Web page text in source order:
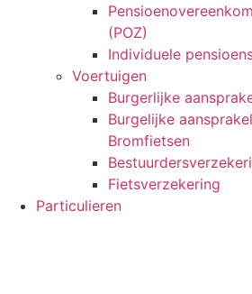
(POZ)
Individuele
Voertuigen
Burgerlijke
Burgelijke
Bromfietsen
Fietsverzekering
Particulieren